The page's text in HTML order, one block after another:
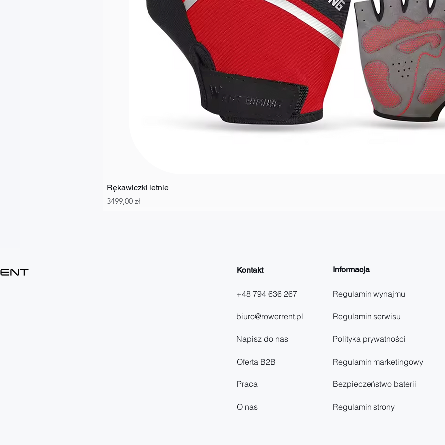
Rękawiczki letnie
Cena
3499,00 zł
Kontakt Informacja
+48 794 636 267 Regulamin wynajmu
biuro@rowerrent.pl
Napisz do nas
Oferta B2B
Praca
O nas
Regulamin serwisu
Polityka prywatności
Regulamin marketingowy
Bezpieczeństwo baterii
Regulamin strony